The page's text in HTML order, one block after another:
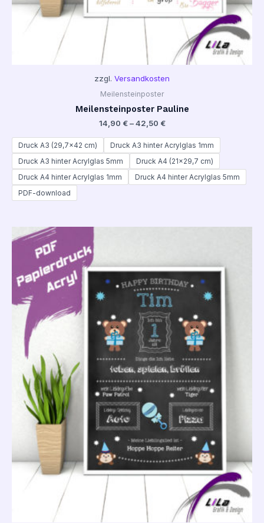
zzgl. Versandkosten
Meilensteinposter
Meilensteinposter Pauline
14,90 €–42,50 €
Druck A3 (29,7x42 cm)
Druck A3 hinter Acrylglas 1mm
Druck A3 hinter Acrylglas 5mm
Druck A4 (21x29,7 cm)
Druck A4 hinter Acrylglas 1mm
Druck A4 hinter Acrylglas 5mm
PDF-download